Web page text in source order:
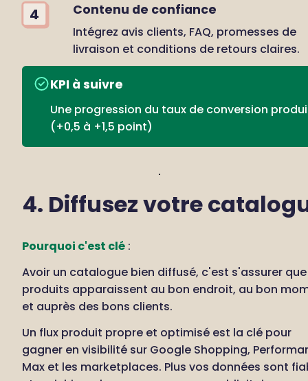
4 Contenu de confiance
Intégrez avis clients, FAQ, promesses de
livraison et conditions de retours claires.
KPI à suivre
Une progression du taux de conversion
(+0,5 à +1,5 point)
4. Diffusez votre
Pourquoi c'est clé :
Avoir un catalogue bien diffusé, c'est s'assurer
produits apparaissent au bon endroit, au bon
et auprès des bons clients.
Un flux produit propre et optimisé est la clé pour
gagner en visibilité sur Google Shopping,
Max et les marketplaces. Plus vos données sont